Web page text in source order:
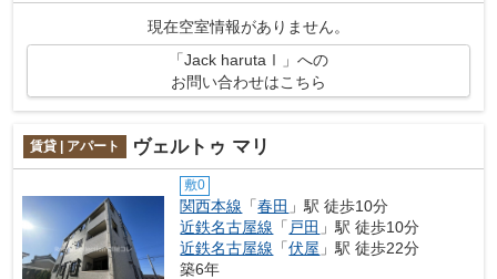
現在空室情報がありません。
「Jack harutaⅠ」への
お問い合わせはこちら
賃貸 | アパート ヴェルトゥ マリ
敷0
関西本線 「春田 」駅 徒歩10分
近鉄名古屋線 「 戸田 」駅 徒歩10分
近鉄名古屋線 「伏屋 」駅 徒歩22分
築6年